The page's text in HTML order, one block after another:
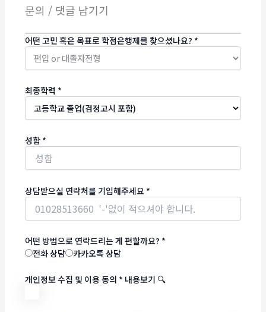
문의 / 댓글 남기기
어떤 고민 혹은 목표로 학점은행제를 찾으셨나요? *
최종학력 *
성함 *
상담받으실 연락처를 기입해주세요 *
어떤 방법으로 연락드리는 게 편할까요? *
전화 상담
카카오톡 상담
개인정보 수집 및 이용 동의 * 내용보기 🔍